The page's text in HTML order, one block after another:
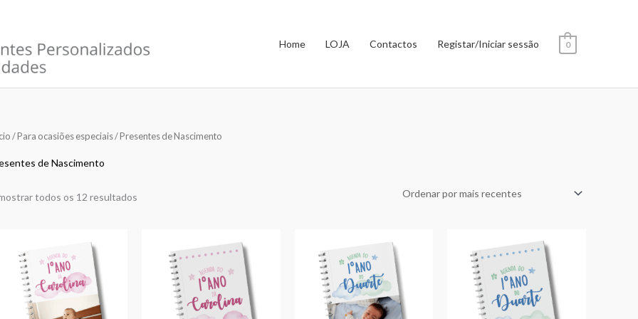
Home LOJA Contactos Registar/Iniciar sessão 0
/Para ocasiões especiais/ Presentes de Nascimento
de Nascimento
todos os 12 resultados
Ordenado
por